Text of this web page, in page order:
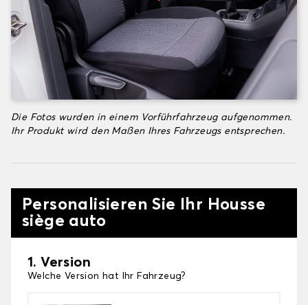
Die Fotos wurden in einem Vorführfahrzeug aufgenommen.
Ihr Produkt wird den Maßen Ihres Fahrzeugs entsprechen.
Personalisieren Sie Ihr Housse
siège auto
1. Version
Welche Version hat Ihr Fahrzeug?